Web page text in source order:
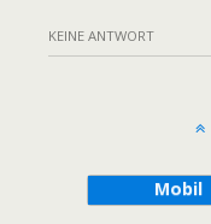
KEINE ANTWORT
Mobil